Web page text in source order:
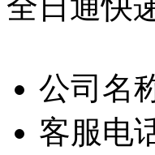
全日通快
公司名
客服电